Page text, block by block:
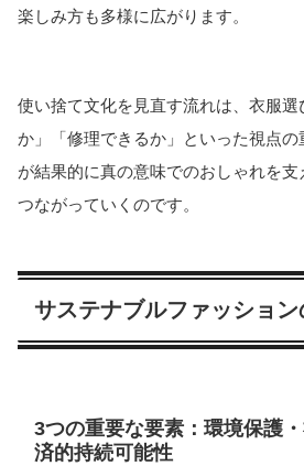
楽しみ方も多様に広がります。
使い捨て文化を見直す流れは、衣服選
か」「修理できるか」といった視点
が結果的に真の意味でのおしゃれを
つながっていくのです。
サステナブルファッショ
3つの重要な要素：環境保護
済的持続可能性